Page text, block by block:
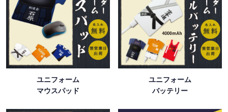
ユニフォーム
マウスパッド
ユニフォーム
バッテリー